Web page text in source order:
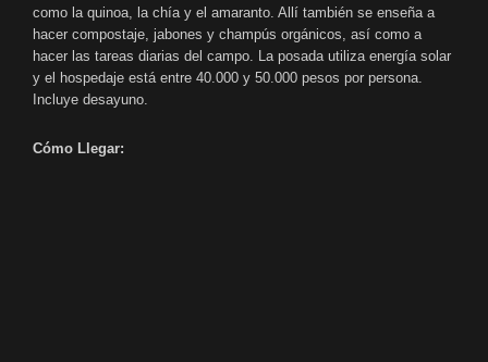
como la quinoa, la chía y el amaranto. Allí también se enseña a
hacer compostaje, jabones y champús orgánicos, así como a
hacer las tareas diarias del campo. La posada utiliza energía solar
y el hospedaje está entre 40.000 y 50.000 pesos por persona.
Incluye desayuno.
Cómo Llegar: